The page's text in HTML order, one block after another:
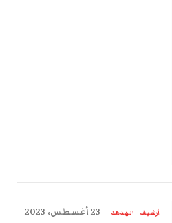
أرشيف - الهدهد 23 أغسطس، 2023